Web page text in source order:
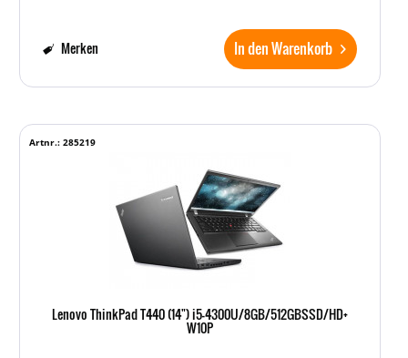
In den Warenkorb
Merken
Lenovo ThinkPad T440 (14") i5-4300U/8GB/512GBSSD/HD+
W10P
Artnr.: 285219